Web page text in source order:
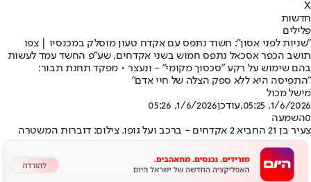
X
חדשות
פלילים
"שניות לפני אסון": חשוד נתפס עם אקדח טעון מוסלק במכנסיו | צפו
תושב הכפר אסכאל נתפס חמוש בשני אקדחים, שע"פ החשד עמד לעשות
בהם שימוש על רקע "סכסוך מקומי" - ונעצר • מפקד תחנת תבור:
"התפיסה היא ללא ספק הצלה של חיי אדם"
מישל מכול
1/6/2026, 05:25
,עודכן1/6/2026, 05:26
0השמעה
צעיר בן 21 החביא 2 אקדחים - ברכב ועל גופו. צילום: דוברות המשטרה